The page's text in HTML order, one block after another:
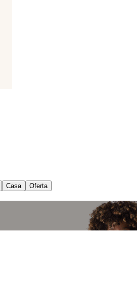
Casa Oferta